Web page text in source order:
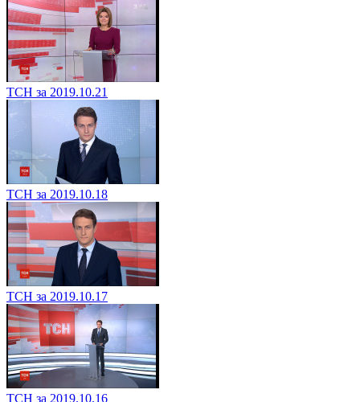
ТСН за 2019.10.21
ТСН за 2019.10.18
ТСН за 2019.10.17
ТСН за 2019.10.16